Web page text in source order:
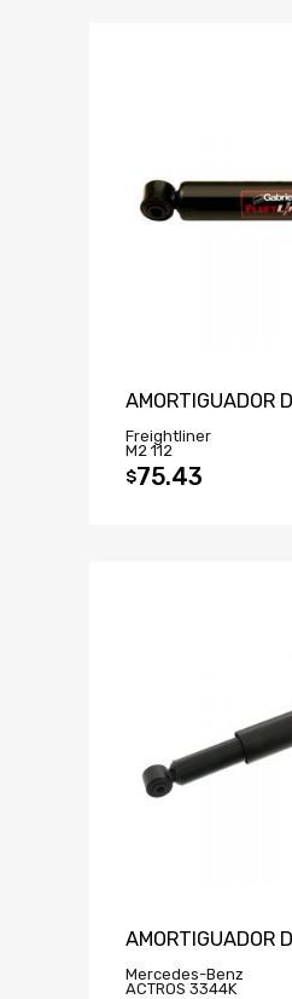
AMORTIGUADOR
Freightliner
M2 112
$75.43
AMORTIGUADOR
Mercedes-Benz
ACTROS 3344K